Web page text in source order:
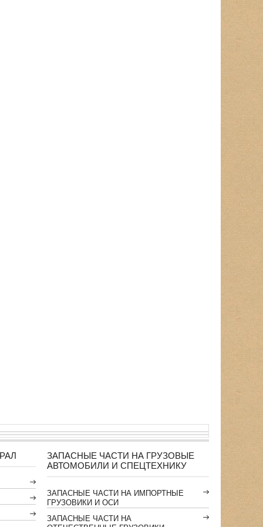
ЗАПАСНЫЕ ЧАСТИ НА ГРУЗОВЫЕ
АВТОМОБИЛИ И СПЕЦТЕХНИКУ
ЗАПАСНЫЕ ЧАСТИ НА ИМПОРТНЫЕ
ГРУЗОВИКИ И ОСИ
ЗАПАСНЫЕ ЧАСТИ НА